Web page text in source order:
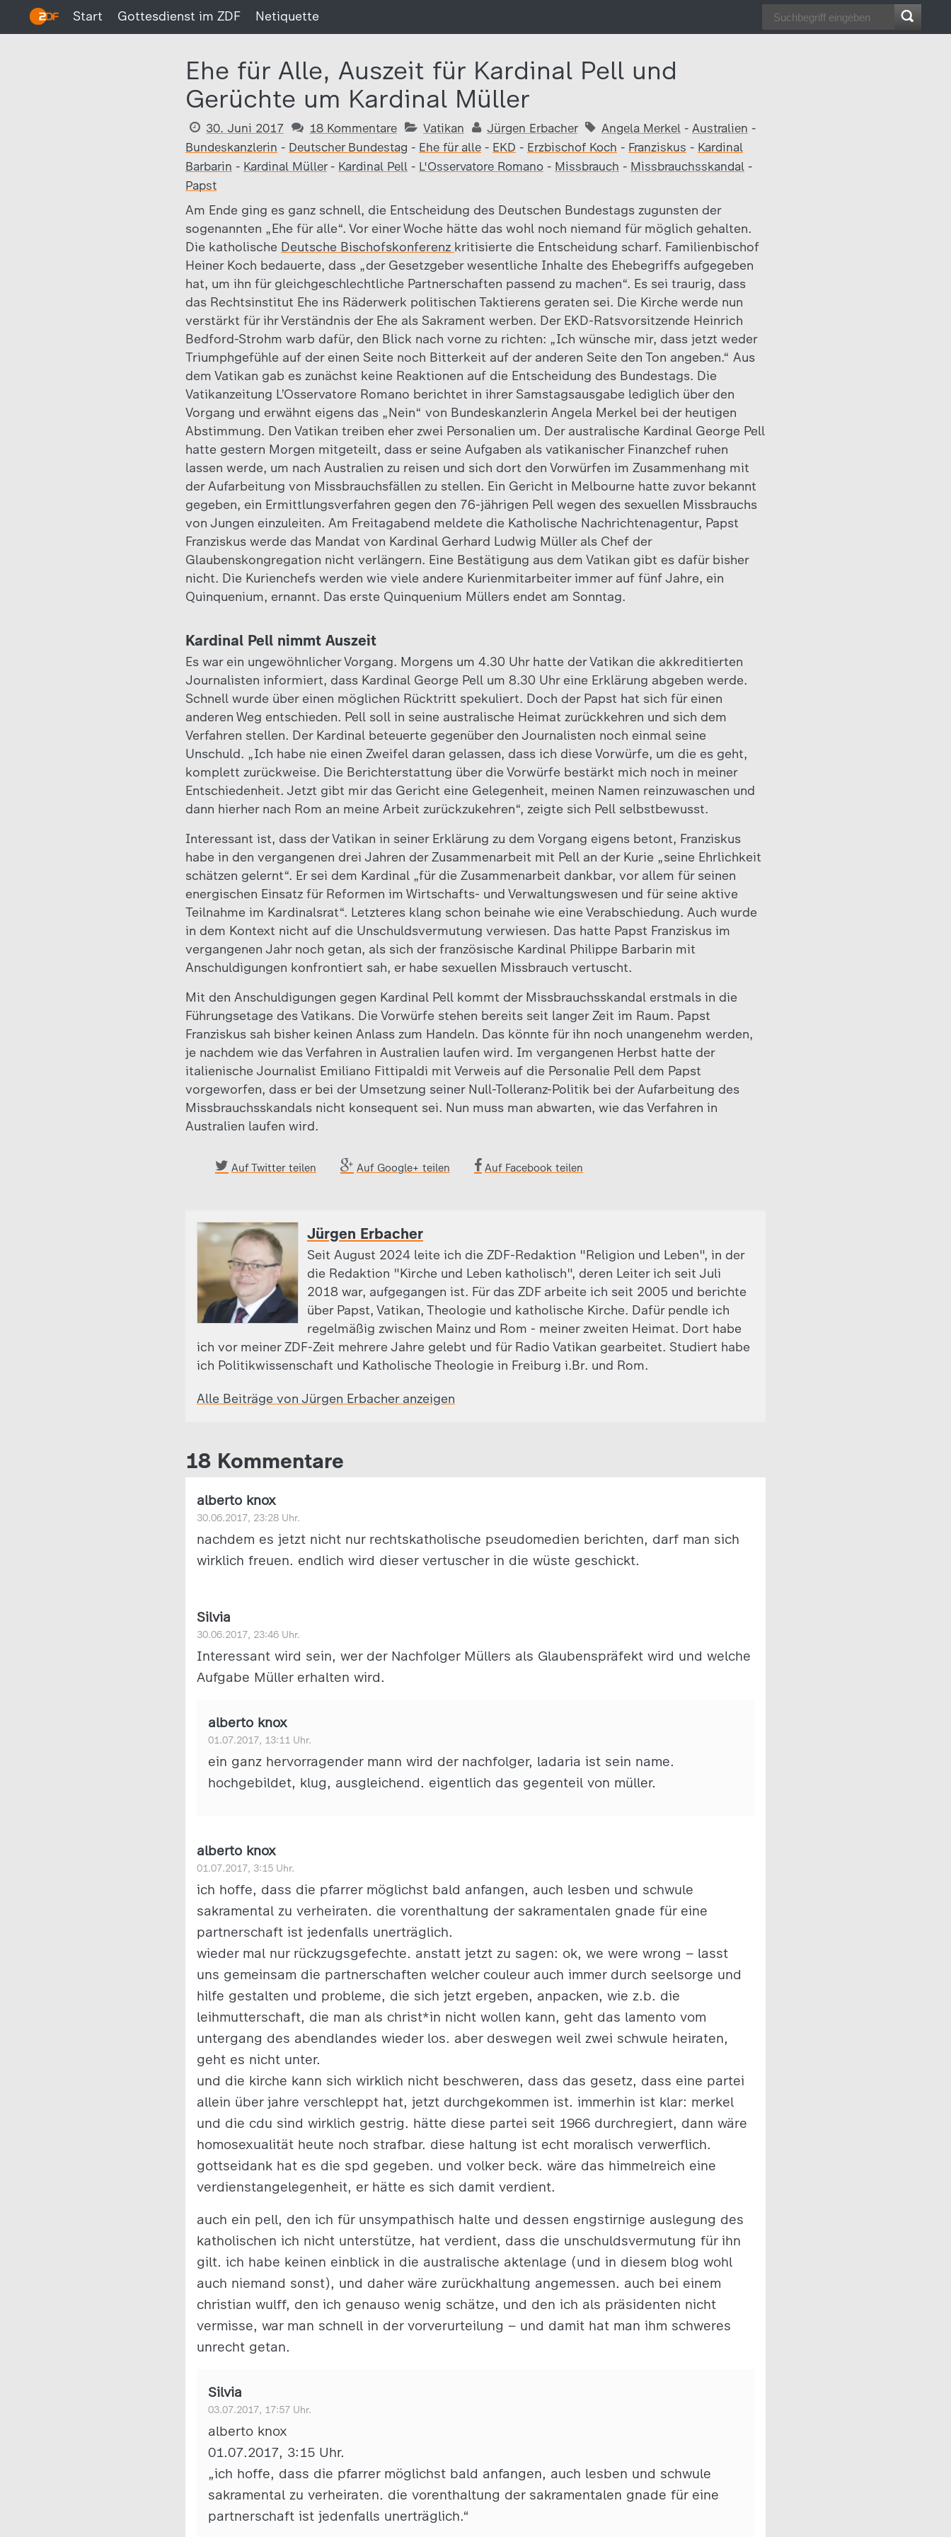
Start Gottesdienst im ZDF Netiquette
Ehe für Alle, Auszeit für Kardinal Pell und
Gerüchte um Kardinal Müller
30. Juni 2017 18 Kommentare Vatikan Jürgen Erbacher Angela Merkel - Australien -
Bundeskanzlerin - Deutscher Bundestag - Ehe für alle - EKD - Erzbischof Koch - Franziskus - Kardinal
Barbarin - Kardinal Müller- Kardinal Pell - L'Osservatore Romano - Missbrauch - Missbrauchsskandal -
Papst
Am Ende ging es ganz schnell, die Entscheidung des Deutschen Bundestags zugunsten der
sogenannten „Ehe für alle“. Vor einer Woche hätte das wohl noch niemand für möglich gehalten.
Die katholische Deutsche Bischofskonferenz kritisierte die Entscheidung scharf. Familienbischof
Heiner Koch bedauerte, dass „der Gesetzgeber wesentliche Inhalte des Ehebegriffs aufgegeben
hat, um ihn für gleichgeschlechtliche Partnerschaften passend zu machen“. Es sei traurig, dass
das Rechtsinstitut Ehe ins Räderwerk politischen Taktierens geraten sei. Die Kirche werde nun
verstärkt für ihr Verständnis der Ehe als Sakrament werben. Der EKD-Ratsvorsitzende Heinrich
Bedford-Strohm warb dafür, den Blick nach vorne zu richten: „Ich wünsche mir, dass jetzt weder
Triumphgefühle auf der einen Seite noch Bitterkeit auf der anderen Seite den Ton angeben.“ Aus
dem Vatikan gab es zunächst keine Reaktionen auf die Entscheidung des Bundestags. Die
Vatikanzeitung L’Osservatore Romano berichtet in ihrer Samstagsausgabe lediglich über den
Vorgang und erwähnt eigens das „Nein“ von Bundeskanzlerin Angela Merkel bei der heutigen
Abstimmung. Den Vatikan treiben eher zwei Personalien um. Der australische Kardinal George Pell
hatte gestern Morgen mitgeteilt, dass er seine Aufgaben als vatikanischer Finanzchef ruhen
lassen werde, um nach Australien zu reisen und sich dort den Vorwürfen im Zusammenhang mit
der Aufarbeitung von Missbrauchsfällen zu stellen. Ein Gericht in Melbourne hatte zuvor bekannt
gegeben, ein Ermittlungsverfahren gegen den 76-jährigen Pell wegen des sexuellen Missbrauchs
von Jungen einzuleiten. Am Freitagabend meldete die Katholische Nachrichtenagentur, Papst
Franziskus werde das Mandat von Kardinal Gerhard Ludwig Müller als Chef der
Glaubenskongregation nicht verlängern. Eine Bestätigung aus dem Vatikan gibt es dafür bisher
nicht. Die Kurienchefs werden wie viele andere Kurienmitarbeiter immer auf fünf Jahre, ein
Quinquenium, ernannt. Das erste Quinquenium Müllers endet am Sonntag.
Kardinal Pell nimmt Auszeit
Es war ein ungewöhnlicher Vorgang. Morgens um 4.30 Uhr hatte der Vatikan die akkreditierten
Journalisten informiert, dass Kardinal George Pell um 8.30 Uhr eine Erklärung abgeben werde.
Schnell wurde über einen möglichen Rücktritt spekuliert. Doch der Papst hat sich für einen
anderen Weg entschieden. Pell soll in seine australische Heimat zurückkehren und sich dem
Verfahren stellen. Der Kardinal beteuerte gegenüber den Journalisten noch einmal seine
Unschuld. „Ich habe nie einen Zweifel daran gelassen, dass ich diese Vorwürfe, um die es geht,
komplett zurückweise. Die Berichterstattung über die Vorwürfe bestärkt mich noch in meiner
Entschiedenheit. Jetzt gibt mir das Gericht eine Gelegenheit, meinen Namen reinzuwaschen und
dann hierher nach Rom an meine Arbeit zurückzukehren“, zeigte sich Pell selbstbewusst.
Interessant ist, dass der Vatikan in seiner Erklärung zu dem Vorgang eigens betont, Franziskus
habe in den vergangenen drei Jahren der Zusammenarbeit mit Pell an der Kurie „seine Ehrlichkeit
schätzen gelernt“. Er sei dem Kardinal „für die Zusammenarbeit dankbar, vor allem für seinen
energischen Einsatz für Reformen im Wirtschafts- und Verwaltungswesen und für seine aktive
Teilnahme im Kardinalsrat“. Letzteres klang schon beinahe wie eine Verabschiedung. Auch wurde
in dem Kontext nicht auf die Unschuldsvermutung verwiesen. Das hatte Papst Franziskus im
vergangenen Jahr noch getan, als sich der französische Kardinal Philippe Barbarin mit
Anschuldigungen konfrontiert sah, er habe sexuellen Missbrauch vertuscht.
Mit den Anschuldigungen gegen Kardinal Pell kommt der Missbrauchsskandal erstmals in die
Führungsetage des Vatikans. Die Vorwürfe stehen bereits seit langer Zeit im Raum. Papst
Franziskus sah bisher keinen Anlass zum Handeln. Das könnte für ihn noch unangenehm werden,
je nachdem wie das Verfahren in Australien laufen wird. Im vergangenen Herbst hatte der
italienische Journalist Emiliano Fittipaldi mit Verweis auf die Personalie Pell dem Papst
vorgeworfen, dass er bei der Umsetzung seiner Null-Tolleranz-Politik bei der Aufarbeitung des
Missbrauchsskandals nicht konsequent sei. Nun muss man abwarten, wie das Verfahren in
Australien laufen wird.
Auf Twitter teilen Auf Google+ teilen Auf Facebook teilen
Jürgen Erbacher
Seit August 2024 leite ich die ZDF-Redaktion "Religion und Leben", in der
die Redaktion "Kirche und Leben katholisch", deren Leiter ich seit Juli
2018 war, aufgegangen ist. Für das ZDF arbeite ich seit 2005 und berichte
über Papst, Vatikan, Theologie und katholische Kirche. Dafür pendle ich
regelmäßig zwischen Mainz und Rom - meiner zweiten Heimat. Dort habe
ich vor meiner ZDF-Zeit mehrere Jahre gelebt und für Radio Vatikan gearbeitet. Studiert habe
ich Politikwissenschaft und Katholische Theologie in Freiburg i.Br. und Rom.
Alle Beiträge von Jürgen Erbacher anzeigen
18 Kommentare
alberto knox
30.06.2017, 23:28 Uhr.
nachdem es jetzt nicht nur rechtskatholische pseudomedien berichten, darf man sich
wirklich freuen. endlich wird dieser vertuscher in die wüste geschickt.
Silvia
30.06.2017, 23:46 Uhr.
Interessant wird sein, wer der Nachfolger Müllers als Glaubenspräfekt wird und welche
Aufgabe Müller erhalten wird.
alberto knox
01.07.2017, 13:11 Uhr.
ein ganz hervorragender mann wird der nachfolger, ladaria ist sein name.
hochgebildet, klug, ausgleichend. eigentlich das gegenteil von müller.
alberto knox
01.07.2017, 3:15 Uhr.
ich hoffe, dass die pfarrer möglichst bald anfangen, auch lesben und schwule
sakramental zu verheiraten. die vorenthaltung der sakramentalen gnade für eine
partnerschaft ist jedenfalls unerträglich.
wieder mal nur rückzugsgefechte. anstatt jetzt zu sagen: ok, we were wrong – lasst
uns gemeinsam die partnerschaften welcher couleur auch immer durch seelsorge und
hilfe gestalten und probleme, die sich jetzt ergeben, anpacken, wie z.b. die
leihmutterschaft, die man als christ*in nicht wollen kann, geht das lamento vom
untergang des abendlandes wieder los. aber deswegen weil zwei schwule heiraten,
geht es nicht unter.
und die kirche kann sich wirklich nicht beschweren, dass das gesetz, dass eine partei
allein über jahre verschleppt hat, jetzt durchgekommen ist. immerhin ist klar: merkel
und die cdu sind wirklich gestrig. hätte diese partei seit 1966 durchregiert, dann wäre
homosexualität heute noch strafbar. diese haltung ist echt moralisch verwerflich.
gottseidank hat es die spd gegeben. und volker beck. wäre das himmelreich eine
verdienstangelegenheit, er hätte es sich damit verdient.
auch ein pell, den ich für unsympathisch halte und dessen engstirnige auslegung des
katholischen ich nicht unterstütze, hat verdient, dass die unschuldsvermutung für ihn
gilt. ich habe keinen einblick in die australische aktenlage (und in diesem blog wohl
auch niemand sonst), und daher wäre zurückhaltung angemessen. auch bei einem
christian wulff, den ich genauso wenig schätze, und den ich als präsidenten nicht
vermisse, war man schnell in der vorverurteilung – und damit hat man ihm schweres
unrecht getan.
Silvia
03.07.2017, 17:57 Uhr.
alberto knox
01.07.2017, 3:15 Uhr.
„ich hoffe, dass die pfarrer möglichst bald anfangen, auch lesben und schwule
sakramental zu verheiraten. die vorenthaltung der sakramentalen gnade für eine
partnerschaft ist jedenfalls unerträglich.“